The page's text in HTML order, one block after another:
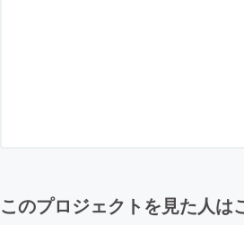
このプロジェクトを見た人は